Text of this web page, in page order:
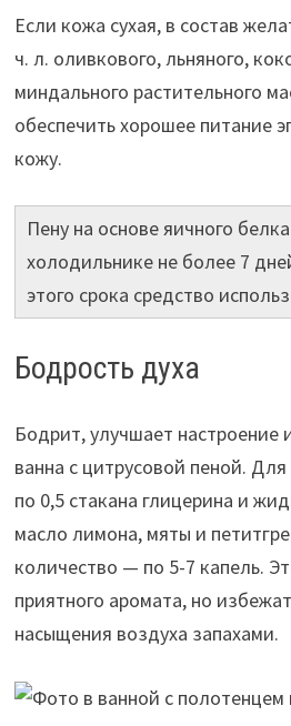
Если кожа сухая, в состав
ч. л. оливкового, льняного,
миндального растительного
обеспечить хорошее питание
кожу.
Пену на основе яичного
холодильнике не более 7
этого срока средство
Бодрость духа
Бодрит, улучшает настроение
ванна с цитрусовой пеной.
по 0,5 стакана глицерина и
масло лимона, мяты и
количество — по 5-7 капель.
приятного аромата, но
насыщения воздуха запахами.